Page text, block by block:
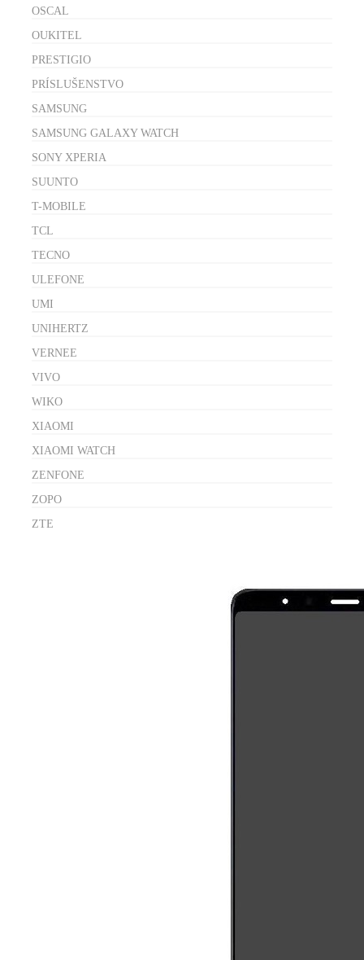
OSCAL
OUKITEL
PRESTIGIO
PRÍSLUŠENSTVO
SAMSUNG
SAMSUNG GALAXY WATCH
SONY XPERIA
SUUNTO
T-MOBILE
TCL
TECNO
ULEFONE
UMI
UNIHERTZ
VERNEE
VIVO
WIKO
XIAOMI
XIAOMI WATCH
ZENFONE
ZOPO
ZTE